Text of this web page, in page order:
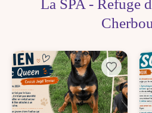
La SPA - Refuge